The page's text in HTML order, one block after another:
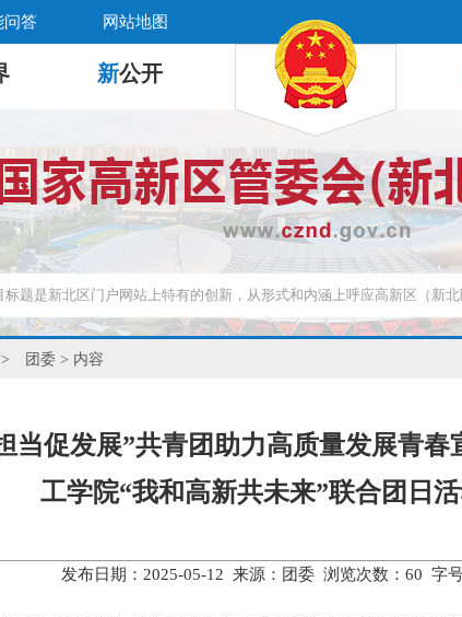
问答 网站地图
新公开
> 团委 > 内容
当促发展”共青团助力高质量发展青
工学院“我和高新共未来”联合团日
发布日期：2025-05-12 来源：团委 浏览次数： 60 字